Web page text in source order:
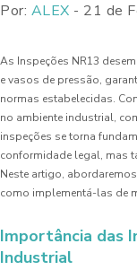
Por: ALEX - 21 de
As Inspeções NR13
e vasos de pressão,
normas estabelecidas.
no ambiente industrial,
inspeções se torna
conformidade legal, mas
Neste artigo,
como implementá-las de
Importância das
Industrial